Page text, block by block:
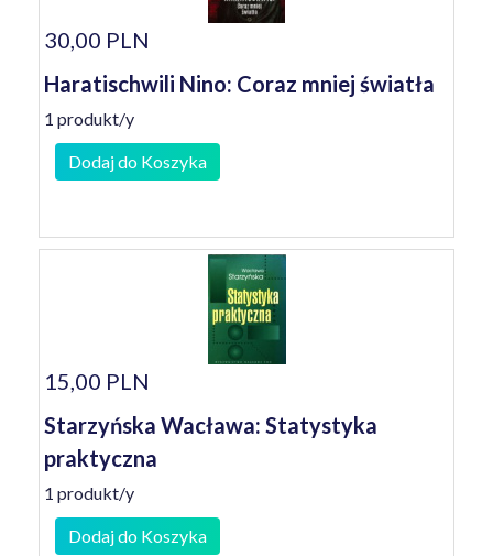
30,00 PLN
Haratischwili Nino: Coraz mniej światła
1 produkt/y
Dodaj do Koszyka
15,00 PLN
Starzyńska Wacława: Statystyka
praktyczna
1 produkt/y
Dodaj do Koszyka